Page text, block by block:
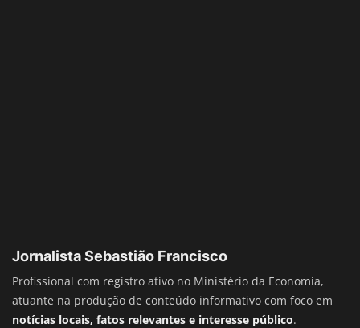
Jornalista Sebastião Francisco
Profissional com registro ativo no Ministério da Economia,
atuante na produção de conteúdo informativo com foco em
notícias locais, fatos relevantes e interesse público.